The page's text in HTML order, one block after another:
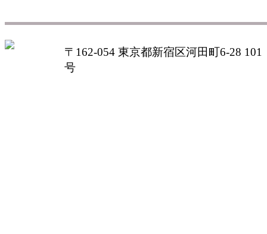
〒162-054 東京都新宿区河田町6-28 101
号